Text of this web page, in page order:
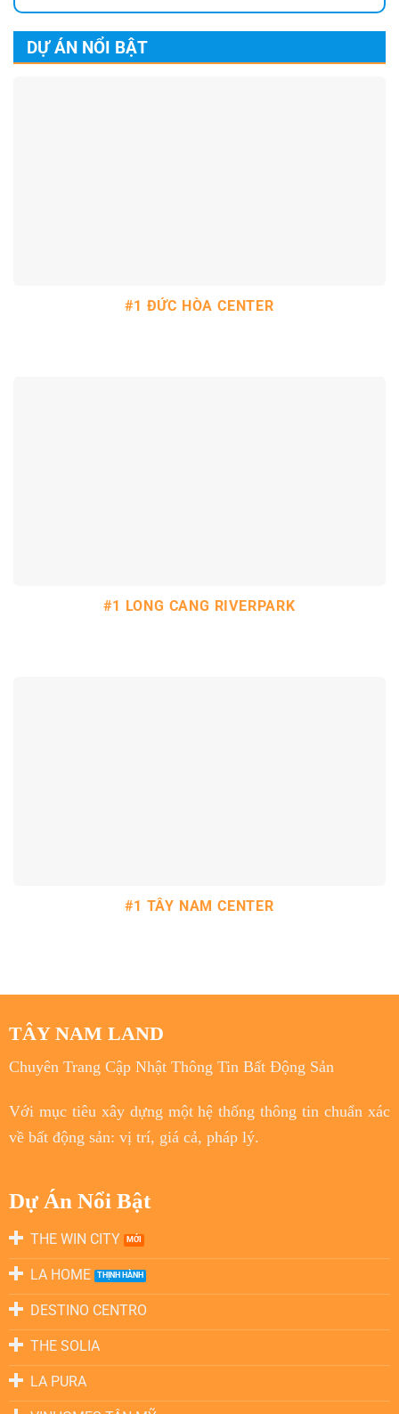
DỰ ÁN NỔI BẬT
#1 ĐỨC HÒA CENTER
#1 LONG CANG RIVERPARK
#1 TÂY NAM CENTER
TÂY NAM LAND
Chuyên Trang Cập Nhật Thông Tin Bất Động Sản
Với mục tiêuxây dựng một hệ thống thông tin chuẩn xác
về bất động sản: vị trí, giá cả, pháp lý.
Dự Án Nổi Bật
THE WIN CITY
LA HOME
DESTINO CENTRO
THE SOLIA
LA PURA